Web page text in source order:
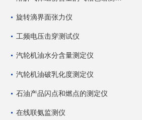
旋转滴界面张力仪
工频电压击穿测试仪
汽轮机油水分含量测定仪
汽轮机油破乳化度测定仪
石油产品闪点和燃点的测定仪
在线联氨监测仪